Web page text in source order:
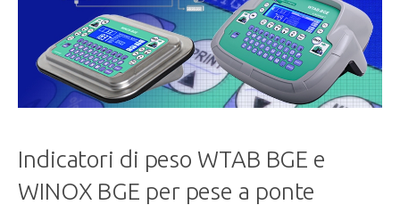
Indicatori di peso WTAB BGE e
WINOX BGE per pese a ponte